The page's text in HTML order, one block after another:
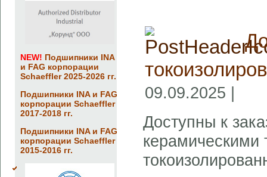
NEW! Подшипники INA
и FAG корпорации
Schaeffler 2025-2026 гг.
Подшипники INA и FAG
корпорации Schaeffler
2017-2018 гг.
Подшипники INA и FAG
корпорации Schaeffler
2015-2016 гг.
09.09.2025 |
Доступны к
керамическими